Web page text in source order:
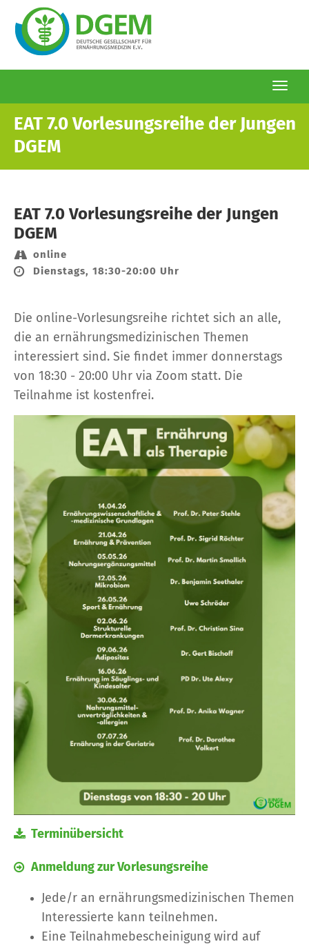
zum
Inhalt
EAT 7.0 Vorlesungsreihe der Jungen
DGEM
EAT 7.0 Vorlesungsreihe der Jungen
DGEM
online
Dienstags, 18:30-20:00 Uhr
Die online-Vorlesungsreihe richtet sich an alle,
die an ernährungsmedizinischen Themen
interessiert sind. Sie findet immer donnerstags
von 18:30 - 20:00 Uhr via Zoom statt. Die
Teilnahme ist kostenfrei.
Terminübersicht
Anmeldung zur Vorlesungsreihe
Jede/r an ernährungsmedizinischen Themen
Interessierte kann teilnehmen.
Eine Teilnahmebescheinigung wird auf